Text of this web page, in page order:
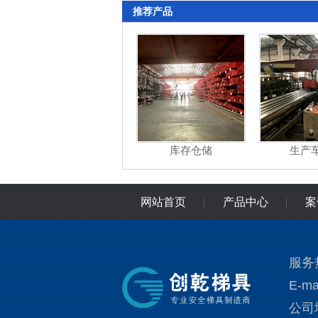
推荐产品
库存仓储 生产
网站首页 产品中心
服
E-
公司